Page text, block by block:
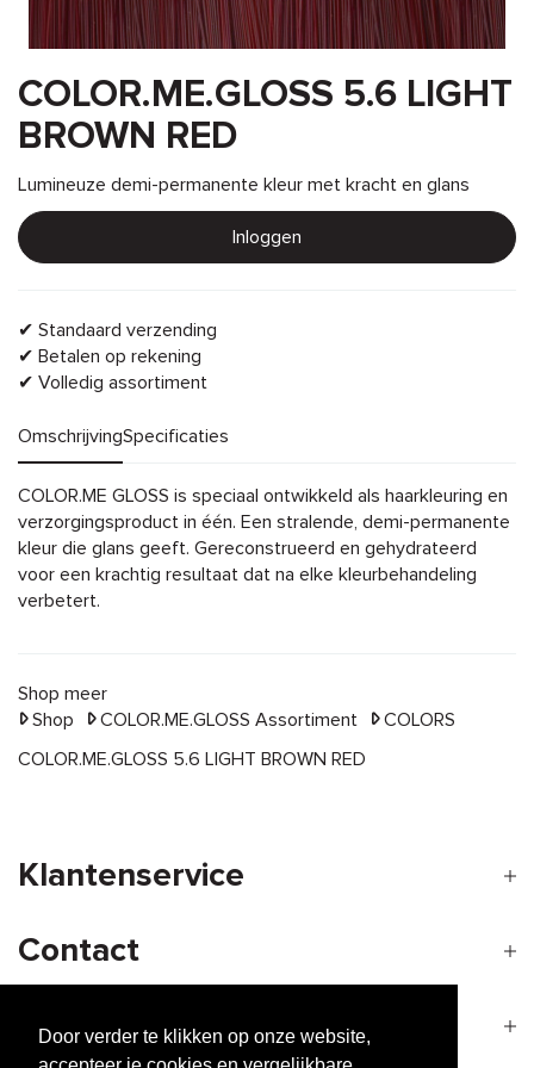
Door verder te klikken op onze website,
COLOR.ME.GLOSS 5.6 LIGHT
BROWN RED
Lumineuze demi-permanente kleur met kracht en glans
Inloggen
✔ Standaard verzending
✔ Betalen op rekening
✔ Volledig assortiment
OmschrijvingSpecificaties
Omschrijving
COLOR.ME GLOSS is speciaal ontwikkeld als haarkleuring en
verzorgingsproduct in één. Een stralende, demi-permanente
kleur die glans geeft. Gereconstrueerd en gehydrateerd
voor een krachtig resultaat dat na elke kleurbehandeling
verbetert.
Shop meer
Shop
COLOR.ME.GLOSS Assortiment COLORS
COLOR.ME.GLOSS 5.6 LIGHT BROWN RED
Klantenservice
Contact
Openingstijden